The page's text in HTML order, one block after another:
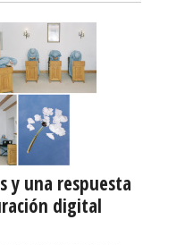
y una respuesta
digital